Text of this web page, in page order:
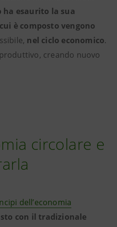
esaurito la sua
è composto vengono
nel ciclo economico.
creando nuovo
circolare e
dell’economia
con il tradizionale